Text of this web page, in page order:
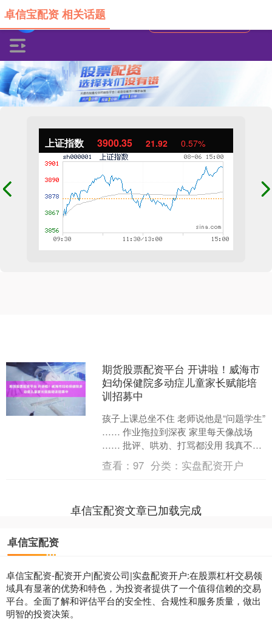
上证指数 3900.35 21.92 0.57%
卓信宝配资 相关话题
期货股票配资平台 开讲啦！威海市
妇幼保健院多动症儿童家长赋能培
训招募中
孩子上课总坐不住 老师说他是“问题学生”
…… 作业拖拉到深夜 家里每天像战场
…… 批评、哄劝、打骂都没用 我真不知
道该怎么教了 …… 您孩子不是故意“不听
话....
查看：97 分类： 实盘配资开户
卓信宝配资文章已加载完成
卓信宝配资
卓信宝配资-配资开户|配资公司|实盘配资开户:在股票杠杆交易领
域具有显著的优势和特色，为投资者提供了一个值得信赖的交易
平台。全面了解和评估平台的安全性、合规性和服务质量，做出
明智的投资决策。